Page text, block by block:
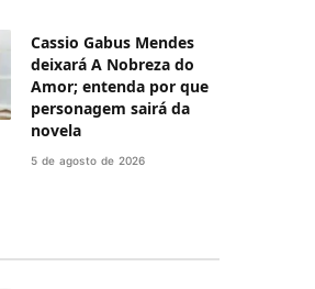
Cassio Gabus Mendes
deixará A Nobreza do
Amor; entenda por que
personagem sairá da
novela
5 de agosto de 2026